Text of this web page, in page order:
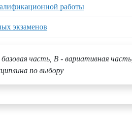
работы
экзаменов
часть, В - вариативная часть,
по выбору